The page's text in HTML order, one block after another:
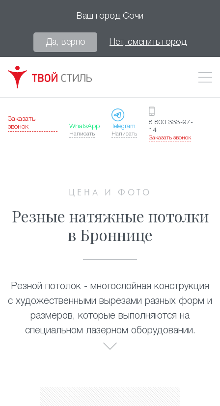
Ваш город Сочи
Да, верно Нет, сменить город
Заказать
звонок
WhatsApp
Написать
Telegram
Написать
8 800 333-97-
14
Заказать звонок
ЦЕНА И ФОТО
Резные натяжные потолки
в Броннице
Резной потолок - многослойная конструкция
с художественными вырезами разных форм и
размеров, которые выполняются на
специальном лазерном оборудовании.